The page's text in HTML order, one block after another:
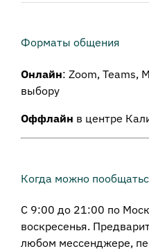
Форматы общения
Онлайн: Zoom, Teams,
выбору
Оффлайн в центре
Когда можно
С 9:00 до 21:00 по
воскресенья.
любом мессенджере,